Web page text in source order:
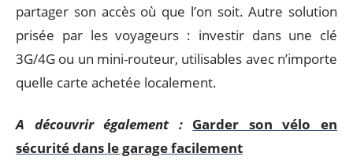
partager son accès où que l’on soit. Autre solution
prisée par les voyageurs : investir dans une clé
3G/4G ou un mini-routeur, utilisables avec n’importe
quelle carte achetée localement.
A découvrir également : Garder son vélo en
sécurité dans le garage facilement